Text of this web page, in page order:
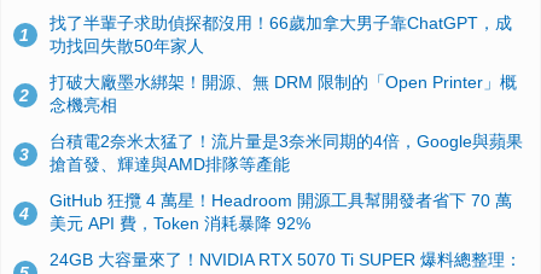
1
找了半輩子求助偵探都沒用！66歲加拿大男子靠ChatGPT，成
功找回失散50年家人
2
打破大廠墨水綁架！開源、無 DRM 限制的「Open Printer」概
念機亮相
3
台積電2奈米太猛了！流片量是3奈米同期的4倍，Google與蘋果
搶首發、輝達與AMD排隊等產能
4
GitHub 狂攬 4 萬星！Headroom 開源工具幫開發者省下 70 萬
美元 API 費，Token 消耗暴降 92%
24GB 大容量來了！NVIDIA RTX 5070 Ti SUPER 爆料總整理：